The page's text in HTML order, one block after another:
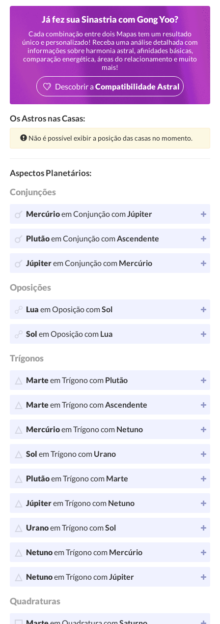
Já fez sua Sinastria com Gong Yoo?
Cada combinação entre dois Mapas tem um resultado
único e personalizado! Receba uma análise detalhada com
informações sobre harmonia astral, afinidades básicas,
comparação energética, áreas do relacionamento e muito
mais!
Descobrir aCompatibilidade Astral
Os Astros nas Casas:
Atenção:
Não é possível exibir a posição das casas no momento.
Aspectos Planetários:
Conjunções
Mercúrioem Conjunção comJúpiter
Plutãoem Conjunção comAscendente
Júpiterem Conjunção com Mercúrio
Oposições
Lua em Oposição comSol
Sol em Oposição com Lua
Trígonos
Marteem Trígono com Plutão
Marteem Trígono comAscendente
Mercúrioem Trígono com Netuno
Sol em Trígono com Urano
Plutãoem Trígono com Marte
Júpiterem Trígono com Netuno
Uranoem Trígono comSol
Netunoem Trígono com Mercúrio
Netunoem Trígono comJúpiter
Quadraturas